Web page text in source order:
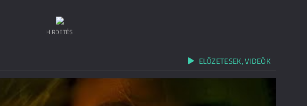
HIRDETÉS
ELŐZETESEK, VIDEÓK